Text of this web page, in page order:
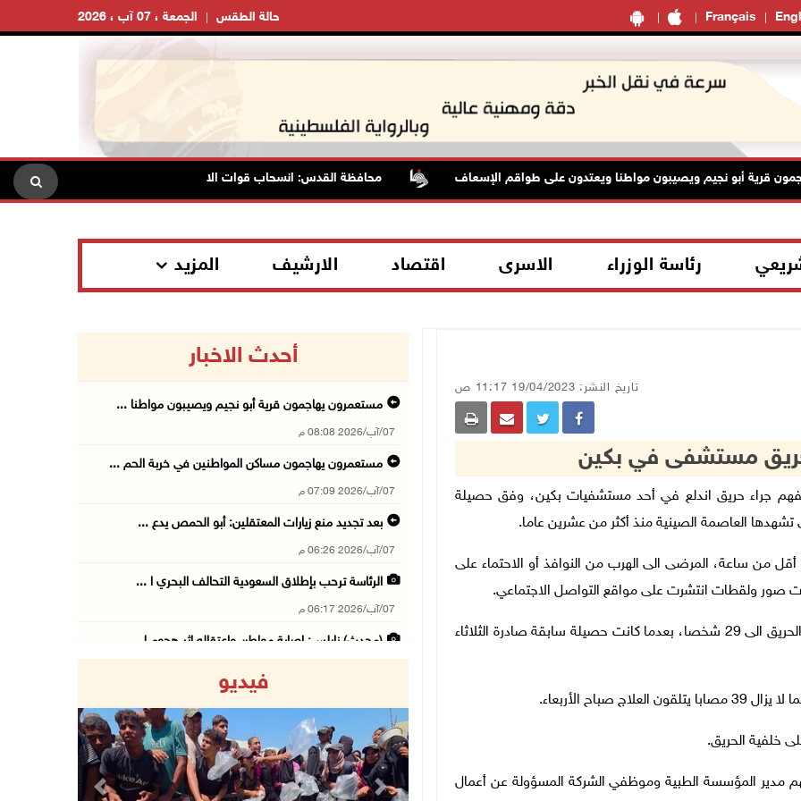
Français الجمعة ، 07 آب ، 2026 حالة الطقس
قرية أبو نجيم ويصيبون مواطنا ويعتدون على طواقم الإسعاف محافظة القدس: انسحاب قوات الاحتلال من مخيم قلنديا وكفر عقب بعد
رئاسة الوزراء الاسرى اقتصاد الارشيف المزيد
تاريخ النشر: 19/04/2023 11:17 ص
حتفهم جراء حريق اندلع في أحد مستشفيات بكين، وفق حصيلة
تشهدها العاصمة الصينية منذ أكثر من عشرين عاما.
من ساعة، المرضى الى الهرب من النوافذ أو الاحتماء على
صور ولقطات انتشرت على مواقع التواصل الاجتماعي.
وأعلن مسؤول محلي الأربعاء ارتفاع حصيلة القتلى جراء الحريق الى 29 شخصا، بعدما كانت حصيلة سابقة صادرة الثلاثاء
.
.
مدير المؤسسة الطبية وموظفي الشركة المسؤولة عن أعمال
أحدث الاخبار
مستعمرون يهاجمون قرية أبو نجيم ويصيبون مواطنا ...
07/آب/2026 08:08 م
مستعمرون يهاجمون مساكن المواطنين في خربة الحم ...
07/آب/2026 07:09 م
بعد تجديد منع زيارات المعتقلين: أبو الحمص يدع ...
07/آب/2026 06:26 م
الرئاسة ترحب بإطلاق السعودية التحالف البحري ا ...
07/آب/2026 06:17 م
(محدث) نابلس: إصابة مواطن واعتقاله إثر هجوم ل ...
07/آب/2026 05:25 م
3 إصابات إثر تعرضهم للطعن في الطيبة داخل أراض ...
07/آب/2026 04:57 م
فيديو
Previous Next